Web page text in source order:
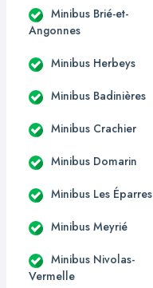
Minibus Brié-et-
Angonnes
Minibus Herbeys
Minibus Badinières
Minibus Crachier
Minibus Domarin
Minibus Les Éparres
Minibus Meyrié
Minibus Nivolas-
Vermelle